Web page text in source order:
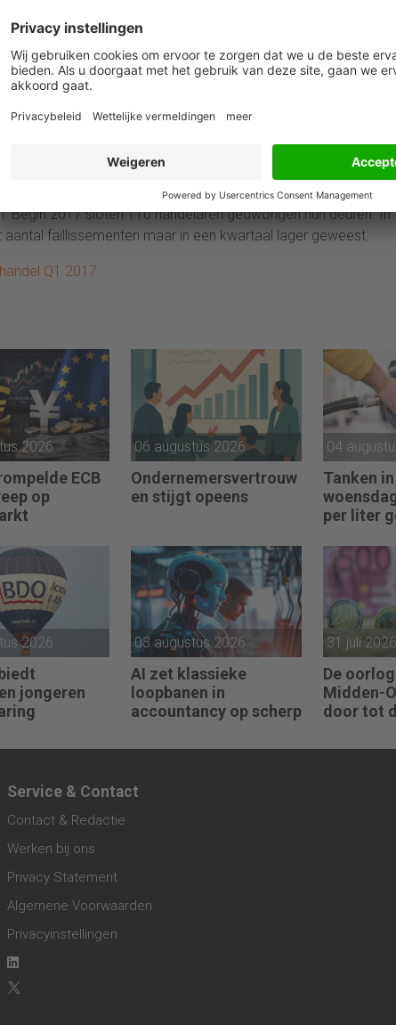
apparatuur deden met bijna 8 procent meer omzet goede
meer landbouwmachines en tractoren geleverd. De omzet
door meer vraag uit binnen- en buitenland. Na drie
cijfers voor de handelaren in ICT-middelen. Zowel de
groeide, waardoor de omzet toenam met 5 procent.
faillissementen
de verwachtingen groeiden. De handelaren zien de
tegemoet. Dit verbeterde sentiment valt samen met een
Begin 2017 sloten 110 handelaren gedwongen hun deuren. In
faillissementen maar in een kwartaal lager geweest.
Q1 2017
2026
ECB
op
06 augustus 2026
Ondernemersvertrouw
en stijgt opeens
04
Tanken
per liter
2026
jongeren
03 augustus 2026
AI zet klassieke
loopbanen in
accountancy op scherp
31 juli 2026
De
Midden-
door tot
Service & Contact
Contact & Redactie
Werken bij ons
Privacy Statement
Algemene Voorwaarden
Privacyinstellingen